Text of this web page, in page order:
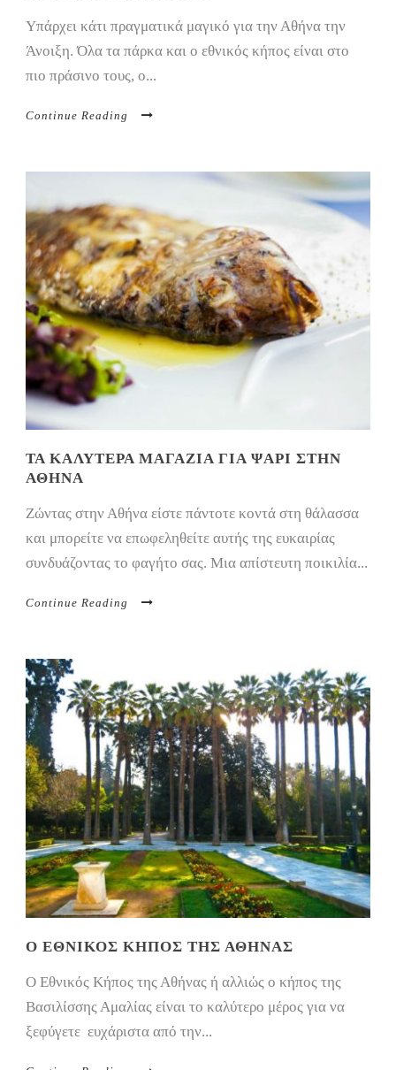
Υπάρχει κάτι πραγματικά μαγικό για την Αθήνα την
Άνοιξη. Όλα τα πάρκα και ο εθνικός κήπος είναι στο
πιο πράσινο τους, ο...
Continue Reading
ΤΑ ΚΑΛΎΤΕΡΑ ΜΑΓΑΖΙΆ ΓΙΑ ΨΆΡΙ ΣΤΗΝ
ΑΘΉΝΑ
Ζώντας στην Αθήνα είστε πάντοτε κοντά στη θάλασσα
και μπορείτε να επωφεληθείτε αυτής της ευκαιρίας
συνδυάζοντας το φαγήτο σας. Μια απίστευτη ποικιλία...
Continue Reading
Ο ΕΘΝΙΚΌΣ ΚΉΠΟΣ ΤΗΣ ΑΘΉΝΑΣ
Ο Εθνικός Κήπος της Αθήνας ή αλλιώς ο κήπος της
Βασιλίσσης Αμαλίας είναι το καλύτερο μέρος για να
ξεφύγετε ευχάριστα από την...